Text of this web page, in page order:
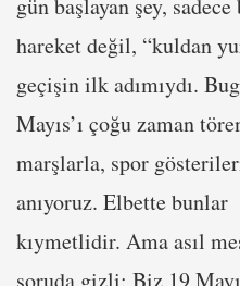
gün başlayan şey,
hareket değil, “kuldan
geçişin ilk adımıydı.
Mayıs’ı çoğu zaman
marşlarla, spor
anıyoruz. Elbette bunlar
kıymetlidir. Ama asıl
soruda gizli: Biz 19